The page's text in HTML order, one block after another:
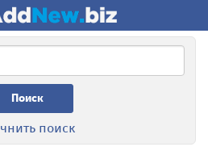
Поиск
поиск